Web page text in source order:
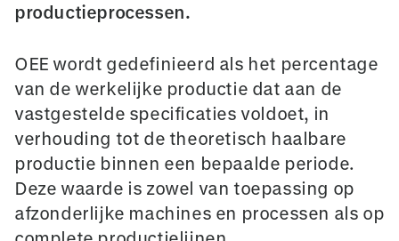
productieprocessen.
OEE wordt gedefinieerd als het percentage
van de werkelijke productie dat aan de
vastgestelde specificaties voldoet, in
verhouding tot de theoretisch haalbare
productie binnen een bepaalde periode.
Deze waarde is zowel van toepassing op
afzonderlijke machines en processen als op